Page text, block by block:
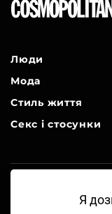
Я
Люди
Мода
Стиль життя
Секс і стосунки
A Part of